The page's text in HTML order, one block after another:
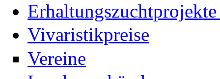
Vivaristikpreise
Vereine